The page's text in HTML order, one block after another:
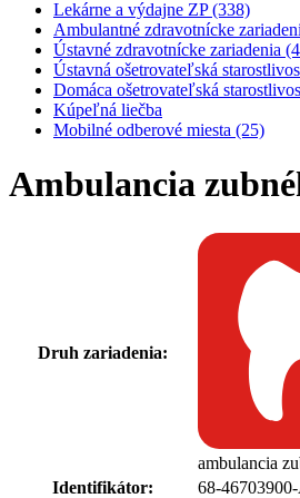
Lekárne a výdajne ZP (338)
Ambulantné zdravotnícke
Ústavné zdravotnícke zariadenia
Ústavná ošetrovateľská
Domáca ošetrovateľská
Kúpeľná liečba
Mobilné odberové miesta (25)
Ambulancia
Druh zariadenia:
ambulancia
Identifikátor:
68-